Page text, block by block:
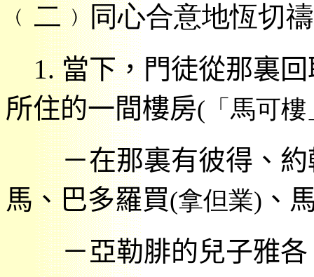
﹙ 二﹚同心合意地恆切
1.當下，門徒從那裏
所住的一間樓房( 「 馬可樓
－在那裏有彼得、
馬、巴多羅買(拿但業) 、
－亞勒腓的兒子雅